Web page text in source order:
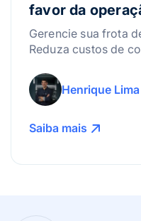
favor da
Gerencie sua frota
Reduza custos de
mais!
Henrique Lima
Saiba mais